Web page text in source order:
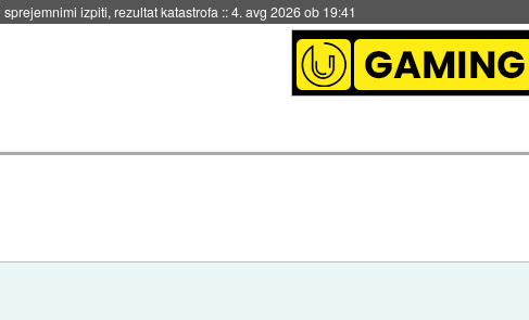
raketo za večkratno uporabo::4. avg 2026 ob 19:41